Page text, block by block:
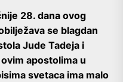
28. dana ovog
se blagdan
Jude Tadeja i
apostolima u
svetaca ima malo